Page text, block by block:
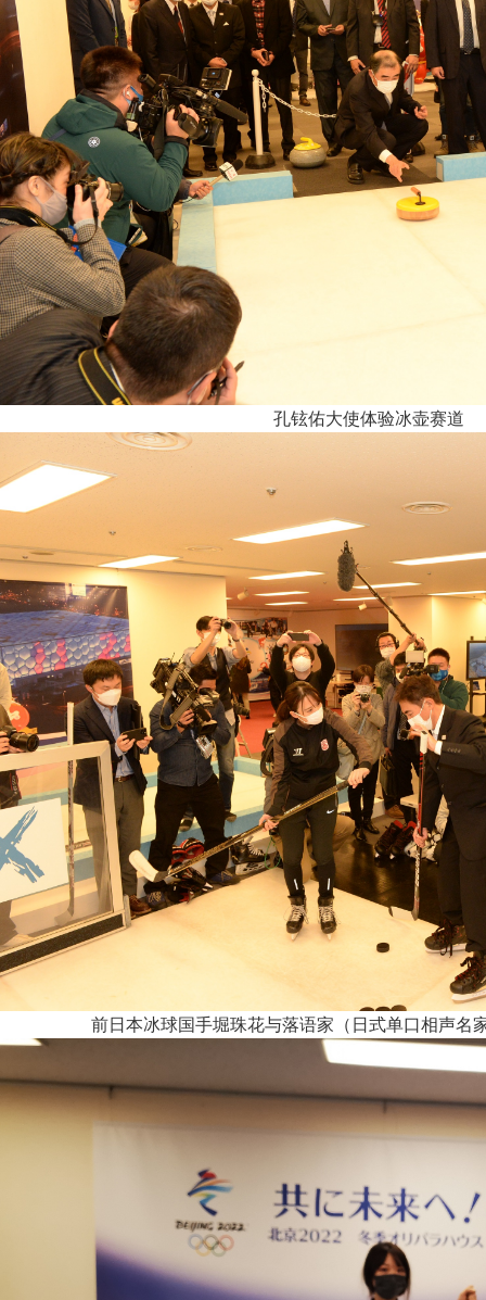
孔铉佑大使体验冰壶赛道
前日本冰球国手堀珠花与落语家（日式单口相声名